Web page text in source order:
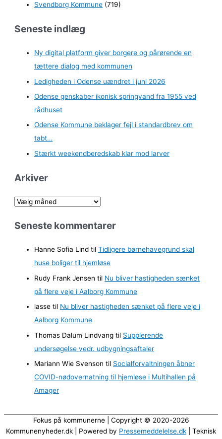
Svendborg Kommune (719)
Seneste indlæg
Ny digital platform giver borgere og pårørende en
tættere dialog med kommunen
Ledigheden i Odense uændret i juni 2026
Odense genskaber ikonisk springvand fra 1955 ved
rådhuset
Odense Kommune beklager fejl i standardbrev om
tabt…
Stærkt weekendberedskab klar mod larver
Arkiver
A
k
Seneste kommentarer
Hanne Sofia Lind tilTidligere børnehavegrund skal
huse boliger til hjemløse
Rudy Frank Jensen til Nu bliver hastigheden sænket
på flere veje i Aalborg Kommune
lasse til Nu bliver hastigheden sænket på flere veje i
Aalborg Kommune
Thomas Dalum Lindvang til Supplerende
undersøgelse vedr. udbygningsaftaler
Mariann Wie Svenson til Socialforvaltningen åbner
COVID-nødovernatning til hjemløse i Multihallen på
Amager
Fokus på kommunerne | Copyright © 2020-2026
Kommunenyheder.dk | Powered by Pressemeddelelse.dk | Teknisk